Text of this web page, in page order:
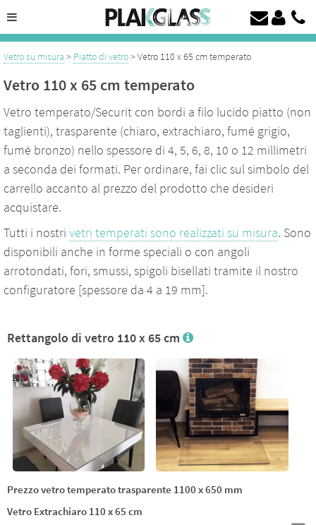
Taglio del vetro su misura da 4 a 19 mm
Vetro temperato, vetro laccato su misura a prezzo discount
Vetro su misura > Piatto di vetro> Vetro 110 x 65 cm temperato
Vetro 110 x 65 cm temperato
Vetro temperato/Securit con bordi a filo lucido piatto (non
taglienti), trasparente (chiaro, extrachiaro, fumé grigio,
fumé bronzo) nello spessore di 4, 5, 6, 8, 10 o 12 millimetri
a seconda dei formati. Per ordinare, fai clic sul simbolo del
carrello accanto al prezzo del prodotto che desideri
acquistare.
Tutti i nostri vetri temperati sono realizzati su misura. Sono
disponibili anche in forme speciali o con angoli
arrotondati, fori, smussi, spigoli bisellati tramite il nostro
configuratore [spessore da 4 a 19 mm].
Rettangolo di vetro 110 x 65 cm
Prezzo vetro temperato trasparente 1100 x 650 mm
Vetro Extrachiaro 110 x 65 cm